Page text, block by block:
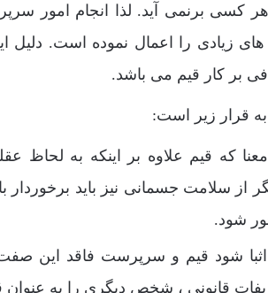
برنمی آید. لذا انجام امور
زیادی را اعمال نموده است. دلیل
بر کار قیم می باشد.
قرار زیر است:
که قیم علاوه بر اینکه به لحاظ
سلامت جسمانی نیز باید برخوردار
شود.
اثبا شود قیم و سرپرست فاقد این
قانونی ، شخص دیگری را به عنوان